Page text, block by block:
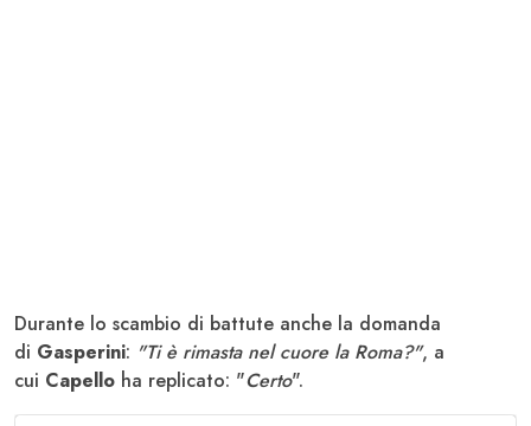
Durante lo scambio di battute anche la domanda
di Gasperini: "Ti è rimasta nel cuore la Roma?", a
cui Capello ha replicato: "Certo".